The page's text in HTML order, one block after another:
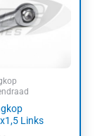
Links